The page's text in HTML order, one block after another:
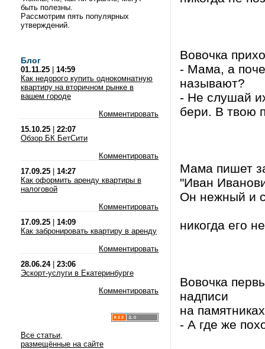
быть полезны.
Рассмотрим пять популярных
утверждений.
Блог
01.11.25
14:59
Как недорого купить однокомнатную
квартиру на вторичном рынке в
вашем городе
Комментировать
15.10.25
22:07
Обзор БК БетСити
Комментировать
17.09.25
14:27
Как оформить аренду квартиры в
налоговой
Комментировать
17.09.25
14:09
Как забронировать квартиру в аренду
Комментировать
28.06.24| 23:06
Эскорт-услуги в Екатеринбурге
Комментировать
Все статьи,
размещённые на сайте
Вовочка
- Мама, а
называют?
- Не слушай
бери. В твою
Мама пишет
"Иван
Он нежный и
никогда его
Вовочка
надписи
на
- А где же